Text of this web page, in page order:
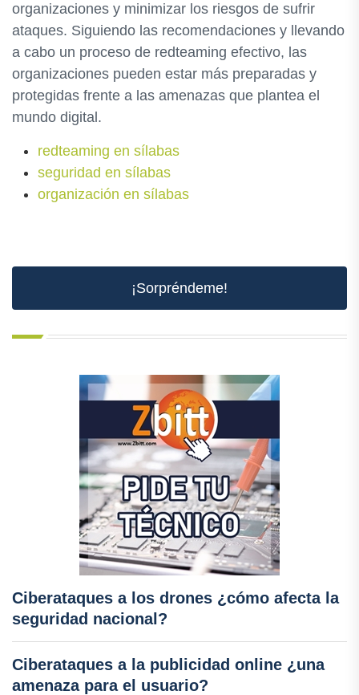
organizaciones y minimizar los riesgos de sufrir
ataques. Siguiendo las recomendaciones y llevando
a cabo un proceso de redteaming efectivo, las
organizaciones pueden estar más preparadas y
protegidas frente a las amenazas que plantea el
mundo digital.
redteaming en sílabas
seguridad en sílabas
organización en sílabas
¡Sorpréndeme!
Ciberataques a los drones ¿cómo afecta la
seguridad nacional?
Ciberataques a la publicidad online ¿una
amenaza para el usuario?